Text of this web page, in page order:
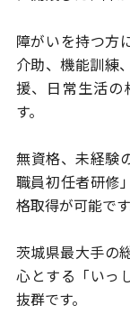
障がいを持つ方
介助、機能訓練、
援、日常生活の
す。
無資格、未経験
職員初任者研修
格取得が可能です
茨城県最大手の
心とする 「い
抜群です。